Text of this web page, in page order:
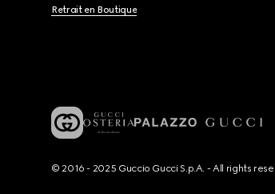
Retrait en Boutique
© 2016 - 2025 Guccio Gucci S.p.A. - All rights